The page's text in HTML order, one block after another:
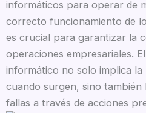
informáticos para operar de
correcto funcionamiento de
es crucial para garantizar la
operaciones empresariales.
informático no solo implica
cuando surgen, sino
fallas a través de acciones